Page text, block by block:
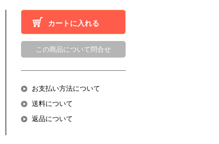
カートに入れる
この商品について問合せ
お支払い方法について
送料について
返品について